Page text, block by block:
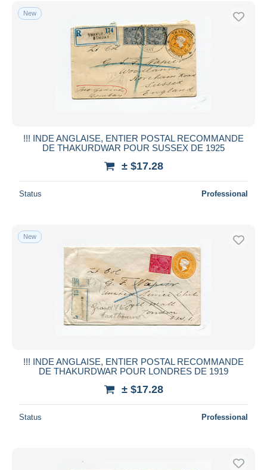
Free shipping
Payment methods
PayPal
Bank transfer
Visa
MasterCard
Maestro
Seller's residence
Submit
New
!!! INDE ANGLAISE, ENTIER POSTAL RECOMMANDE
DE THAKURDWAR POUR SUSSEX DE 1925
± $17.28
Status Professional
New
!!! INDE ANGLAISE, ENTIER POSTAL RECOMMANDE
DE THAKURDWAR POUR LONDRES DE 1919
± $17.28
Status Professional